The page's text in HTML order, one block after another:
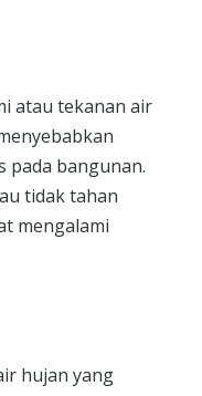
atau tekanan air
pada bangunan.
tidak tahan
mengalami
hujan yang